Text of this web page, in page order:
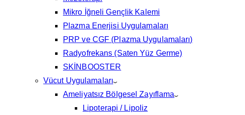
Mikro İğneli Gençlik Kalemi
Plazma Enerjisi Uygulamaları
PRP ve CGF (Plazma Uygulamaları)
Radyofrekans (Saten Yüz Germe)
SKİNBOOSTER
Vücut Uygulamaları
Ameliyatsız Bölgesel Zayıflama
Lipoterapi / Lipoliz